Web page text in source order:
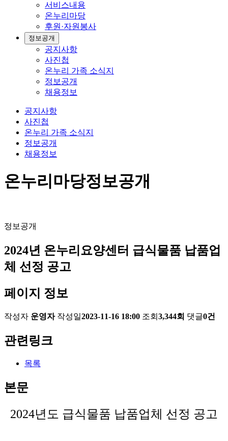
서비스내용
온누리마당
후원·자원봉사
정보공개
공지사항
사진첩
온누리 가족 소식지
정보공개
채용정보
공지사항
사진첩
온누리 가족 소식지
정보공개
채용정보
온누리마당정보공개
정보공개
2024년 온누리요양센터 급식물품 납품업
체 선정 공고
페이지 정보
작성자 운영자 작성일2023-11-16 18:00 조회 3,344회 댓글0건
관련링크
목록
본문
2024년도 급식물품 납품업체 선정 공고